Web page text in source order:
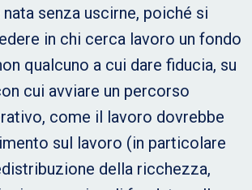
senza uscirne, poiché si
in chi cerca lavoro un fondo
qualcuno a cui dare fiducia, su
cui avviare un percorso
come il lavoro dovrebbe
sul lavoro (in particolare
della ricchezza,